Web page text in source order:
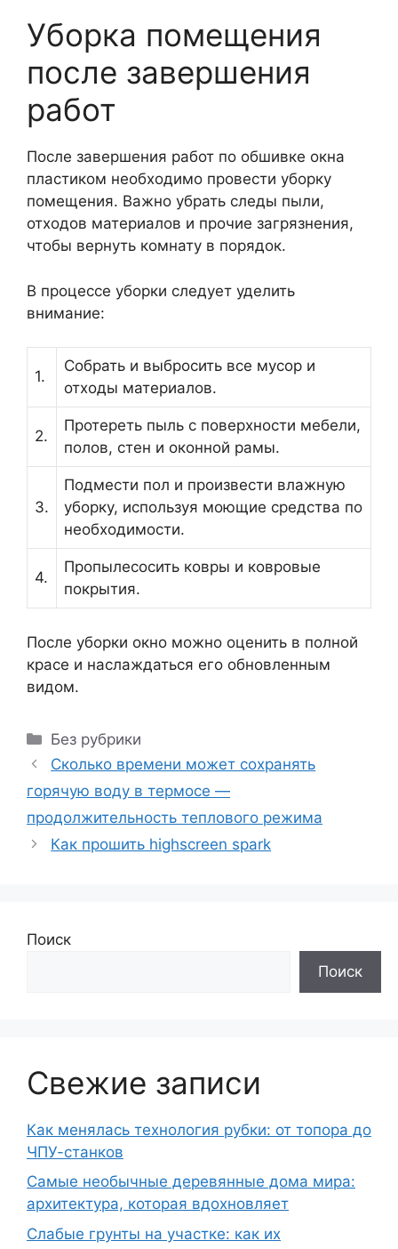
Уборка помещения
после завершения
работ
После завершения работ по обшивке окна
пластиком необходимо провести уборку
помещения. Важно убрать следы пыли,
отходов материалов и прочие загрязнения,
чтобы вернуть комнату в порядок.
В процессе уборки следует уделить
внимание:
1.
Собрать и выбросить все мусор и
отходы материалов.
2.
Протереть пыль с поверхности мебели,
полов, стен и оконной рамы.
3.
Подмести пол и произвести влажную
уборку, используя моющие средства по
необходимости.
4.
Пропылесосить ковры и ковровые
покрытия.
После уборки окно можно оценить в полной
красе и наслаждаться его обновленным
видом.
Рубрики
Без рубрики
Сколько времени может сохранять
горячую воду в термосе —
продолжительность теплового режима
Как прошить highscreen spark
Поиск
Поиск
Свежие записи
Как менялась технология рубки: от топора до
ЧПУ-станков
Самые необычные деревянные дома мира:
архитектура, которая вдохновляет
Слабые грунты на участке: как их